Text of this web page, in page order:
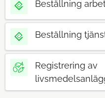
Beställning
Beställning
Registrering av